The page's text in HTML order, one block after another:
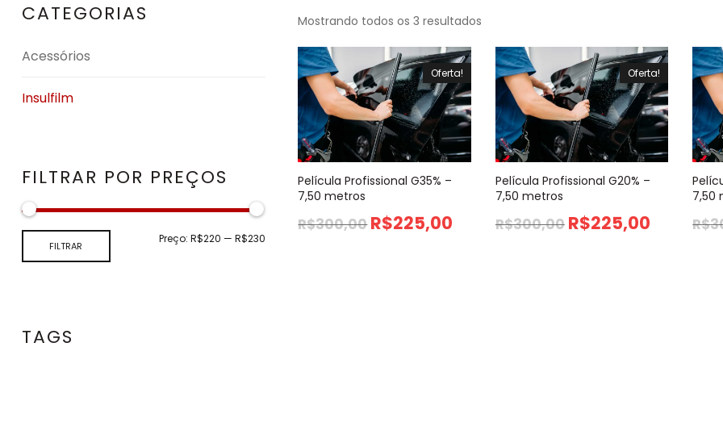
CATEGORIAS
Acessórios
Insulfilm
FILTRAR POR PREÇOS
FILTRAR
Preço:R$220 —R$230
TAGS
Mostrando todos os 3 resultados
Oferta!
Película Profissional G35% –
7,50 metros
R$300,00R$225,00
Oferta!
Película Profissional G20% –
7,50 metros
R$300,00 R$225,00
7,50
R$